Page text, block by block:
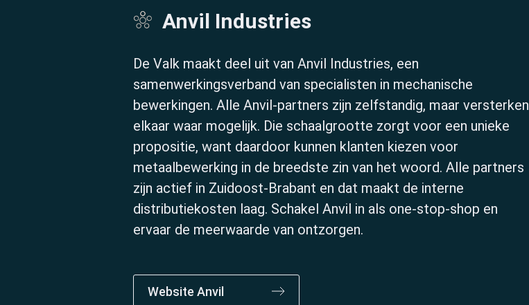
Anvil Industries
De Valk maakt deel uit van Anvil Industries, een
samenwerkingsverband van specialisten in mechanische
bewerkingen. Alle Anvil-partners zijn zelfstandig, maar versterken
elkaar waar mogelijk. Die schaalgrootte zorgt voor een unieke
propositie, want daardoor kunnen klanten kiezen voor
metaalbewerking in de breedste zin van het woord. Alle partners
zijn actief in Zuidoost-Brabant en dat maakt de interne
distributiekosten laag. Schakel Anvil in als one-stop-shop en
ervaar de meerwaarde van ontzorgen.
Website Anvil